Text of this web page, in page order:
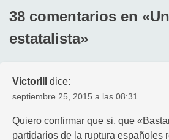
38 comentarios en «
estatalista»
VictorIII dice:
septiembre 25, 2015 a las 08:31
Quiero confirmar que si, que
partidarios de la ruptura españoles